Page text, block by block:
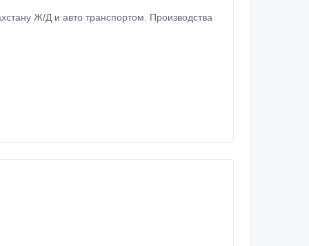
Ж/Д и авто транспортом. Производства